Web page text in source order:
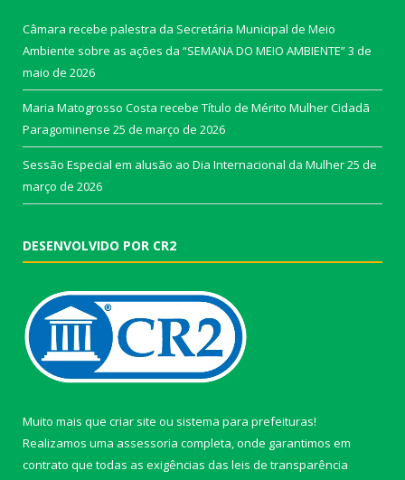
Câmara recebe palestra da Secretária Municipal de Meio
Ambiente sobre as ações da “SEMANA DO MEIO AMBIENTE”3 de
maio de 2026
Maria Matogrosso Costa recebe Título de Mérito Mulher Cidadã
Paragominense 25 de março de 2026
Sessão Especial em alusão ao Dia Internacional da Mulher25 de
março de 2026
DESENVOLVIDO POR CR2
Muito mais que criar site ou sistema para prefeituras!
Realizamos uma assessoria completa, onde garantimos em
contrato que todas as exigências das leis de transparência